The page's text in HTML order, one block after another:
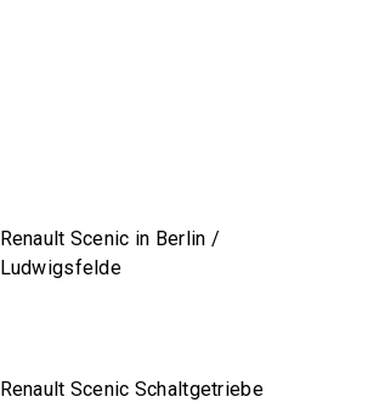
Renault Scenic in Berlin /
Ludwigsfelde
Renault Scenic Schaltgetriebe